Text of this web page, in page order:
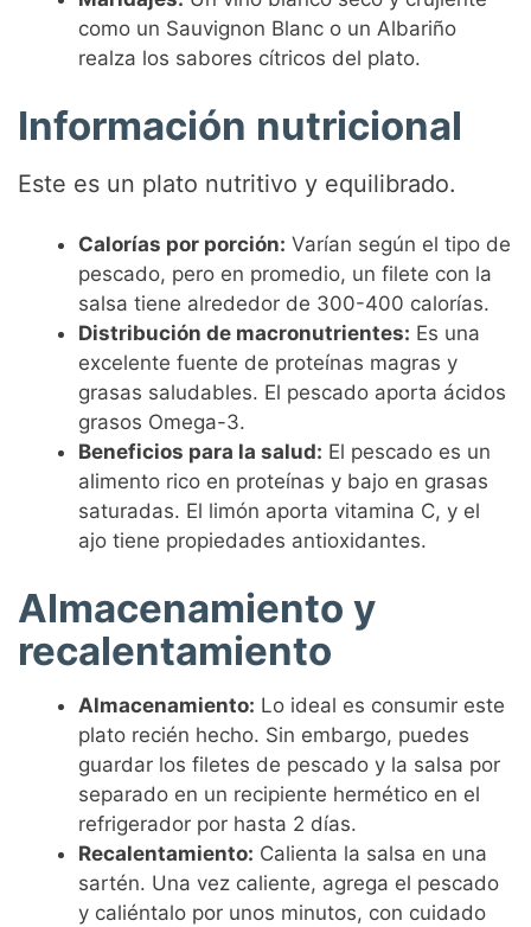
como un Sauvignon Blanc o un Albariño
realza los sabores cítricos del plato.
Información nutricional
Este es un plato nutritivo y equilibrado.
Calorías por porción: Varían según el tipo de
pescado, pero en promedio, un filete con la
salsa tiene alrededor de 300-400 calorías.
Distribución de macronutrientes: Es una
excelente fuente de proteínas magras y
grasas saludables. El pescado aporta ácidos
grasos Omega-3.
Beneficios para la salud: El pescado es un
alimento rico en proteínas y bajo en grasas
saturadas. El limón aporta vitamina C, y el
ajo tiene propiedades antioxidantes.
Almacenamiento y
recalentamiento
Almacenamiento: Lo ideal es consumir este
plato recién hecho. Sin embargo, puedes
guardar los filetes de pescado y la salsa por
separado en un recipiente hermético en el
refrigerador por hasta 2 días.
Recalentamiento: Calienta la salsa en una
sartén. Una vez caliente, agrega el pescado
y caliéntalo por unos minutos, con cuidado